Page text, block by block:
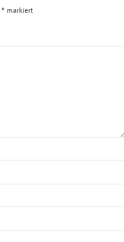
* markiert